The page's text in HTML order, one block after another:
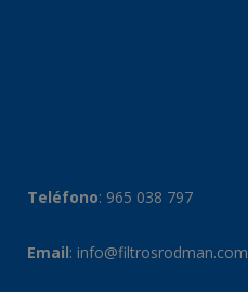
Teléfono: 965 038 797
Email: info@filtrosrodman.com